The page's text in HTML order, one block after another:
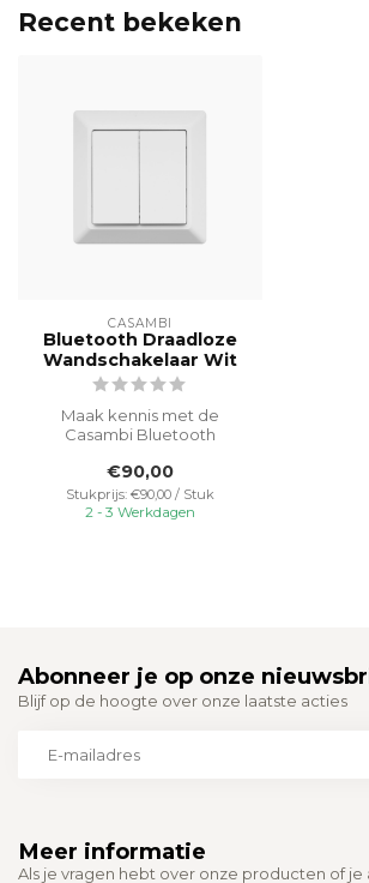
Recent bekeken
CASAMBI
Bluetooth Draadloze
Wandschakelaar Wit
Maak kennis met de
Casambi Bluetooth
Wandschakelaar - de
perfecte aanv...
€90,00
Stukprijs: €90,00 / Stuk
2 - 3 Werkdagen
Meer informatie
Als je vragen hebt over onze producten of
Abonneer je op onze
Blijf op de hoogte over onze laatste acties